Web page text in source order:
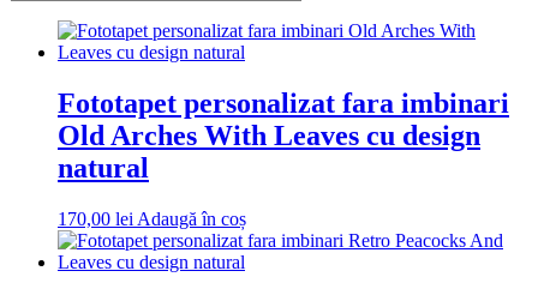
Fototapet personalizat fara imbinari
Old Arches With Leaves cu design
natural
170,00 lei Adaugă în coș